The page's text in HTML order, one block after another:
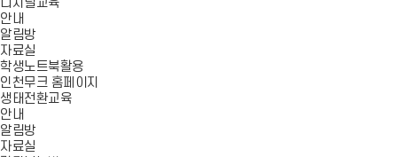
디지털교육
안내
알림방
자료실
학생노트북활용
인천무크 홈페이지
생태전환교육
안내
알림방
자료실